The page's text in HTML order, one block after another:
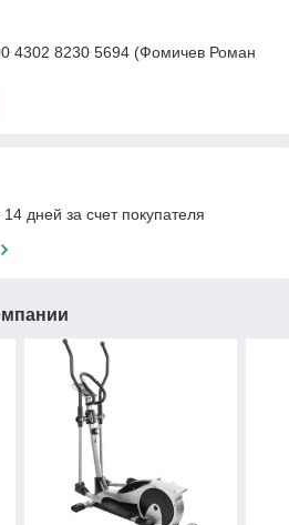
4302 8230 5694 (Фомичев Роман
дней за счет покупателя